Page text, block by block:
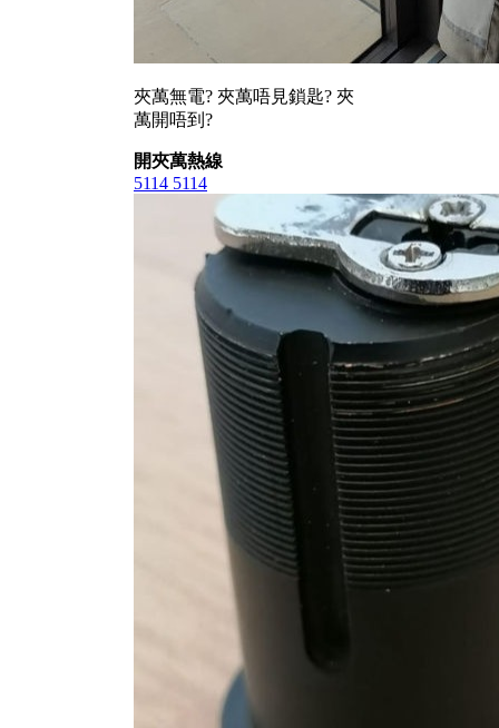
夾萬無電? 夾萬唔見鎖匙? 夾
萬開唔到?
開夾萬熱線
5114 5114